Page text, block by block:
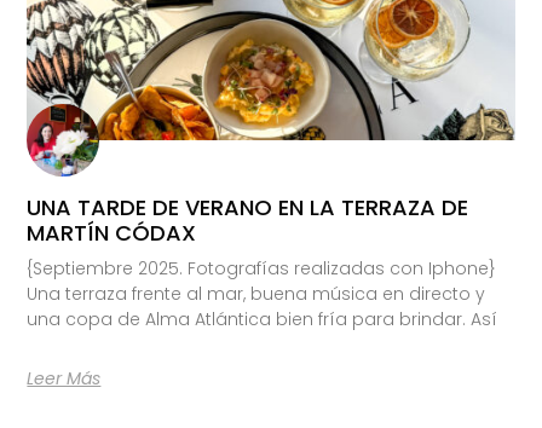
UNA TARDE DE VERANO EN LA TERRAZA DE
MARTÍN CÓDAX
{Septiembre 2025. Fotografías realizadas con Iphone}
Una terraza frente al mar, buena música en directo y
una copa de Alma Atlántica bien fría para brindar. Así
Leer Más